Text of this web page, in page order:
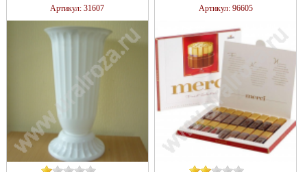
Артикул: 31607 Артикул: 96605